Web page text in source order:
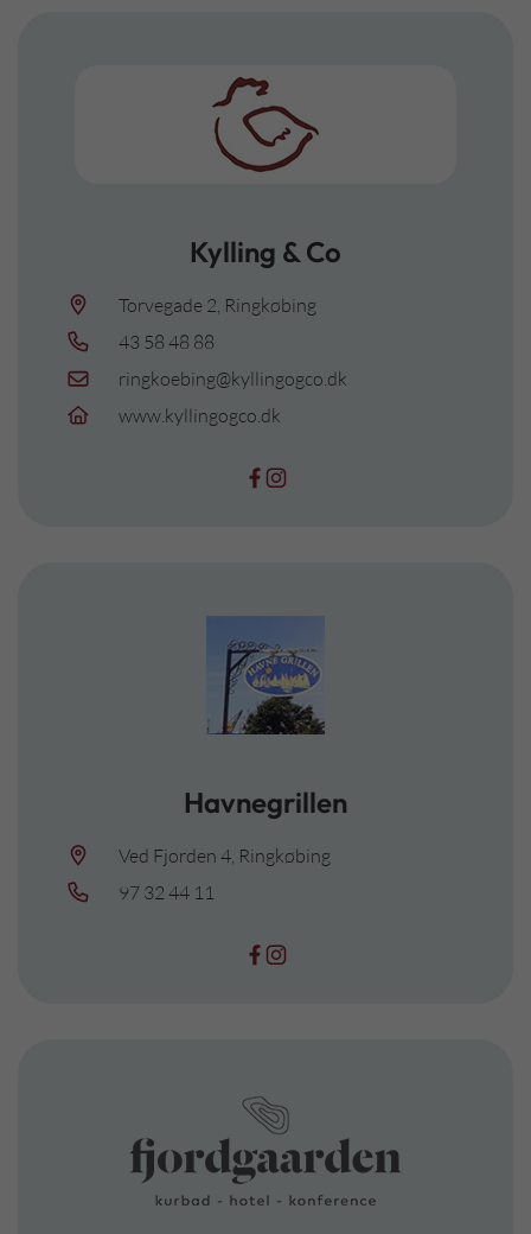
Kylling & Co
Torvegade 2, Ringkøbing
43 58 48 88
ringkoebing@kyllingogco.dk
www.kyllingogco.dk
Havnegrillen
Ved Fjorden 4, Ringkøbing
97 32 44 11